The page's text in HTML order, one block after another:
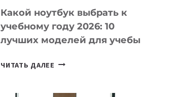
КОДА
Какой ноутбук выбрать к
учебному году 2026: 10
лучших моделей для учебы
ЧИТАТЬ ДАЛЕЕ КАКОЙ